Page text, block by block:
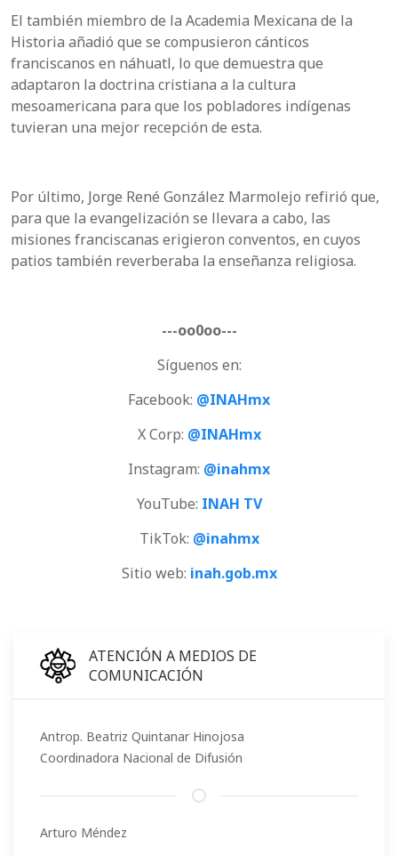
El también miembro de la Academia Mexicana de la
Historia añadió que se compusieron cánticos
franciscanos en náhuatl, lo que demuestra que
adaptaron la doctrina cristiana a la cultura
mesoamericana para que los pobladores indígenas
tuvieran una mejor recepción de esta.
Por último, Jorge René González Marmolejo refirió que,
para que la evangelización se llevara a cabo, las
misiones franciscanas erigieron conventos, en cuyos
patios también reverberaba la enseñanza religiosa.
---oo0oo---
Síguenos en:
Facebook: @INAHmx
X Corp: @INAHmx
Instagram: @inahmx
YouTube: INAH TV
TikTok: @inahmx
Sitio web: inah.gob.mx
ATENCIÓN A MEDIOS DE
COMUNICACIÓN
Antrop. Beatriz Quintanar Hinojosa
Coordinadora Nacional de Difusión
Arturo Méndez